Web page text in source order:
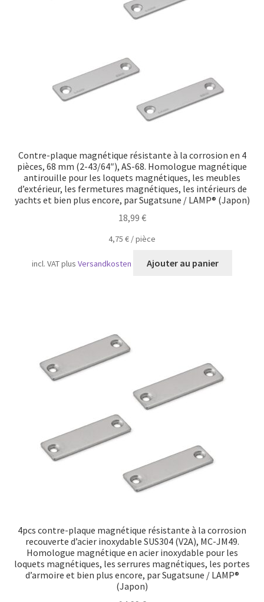
Contre-plaque magnétique résistante à la corrosion en 4
pièces, 68 mm (2-43/64″), AS-68. Homologue magnétique
antirouille pour les loquets magnétiques, les meubles
d’extérieur, les fermetures magnétiques, les intérieurs de
yachts et bien plus encore, par Sugatsune / LAMP® (Japon)
18,99 €
4,75 € /pièce
incl. VATplusVersandkosten Ajouter au panier
4pcs contre-plaque magnétique résistante à la corrosion
recouverte d’acier inoxydable SUS304 (V2A), MC-JM49.
Homologue magnétique en acier inoxydable pour les
loquets magnétiques, les serrures magnétiques, les portes
d’armoire et bien plus encore, par Sugatsune / LAMP®
(Japon)